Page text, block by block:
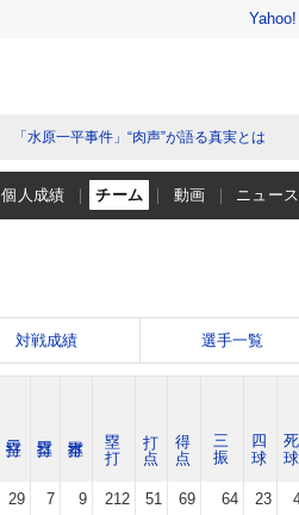
「水原一平事件」“肉声”が語る真実とは
個人成績 チーム 動画 ニュース
対戦成績 選手一覧
29 7 9 212 51 69 64 23